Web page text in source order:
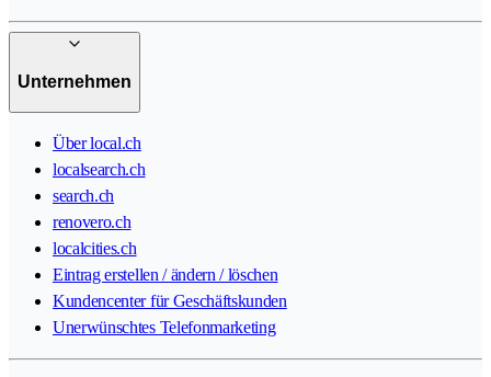
Unternehmen
Über local.ch
localsearch.ch
search.ch
renovero.ch
localcities.ch
Eintrag erstellen / ändern / löschen
Kundencenter für Geschäftskunden
Unerwünschtes Telefonmarketing